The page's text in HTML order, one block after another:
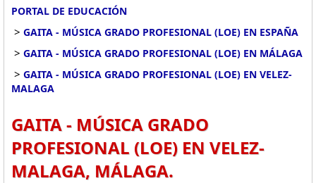
PORTAL DE EDUCACIÓN
> GAITA - MÚSICA GRADO PROFESIONAL (LOE) EN ESPAÑA
> GAITA - MÚSICA GRADO PROFESIONAL (LOE) EN MÁLAGA
> GAITA - MÚSICA GRADO PROFESIONAL (LOE) EN VELEZ-
MALAGA
GAITA - MÚSICA GRADO
PROFESIONAL (LOE) EN VELEZ-
MALAGA, MÁLAGA.